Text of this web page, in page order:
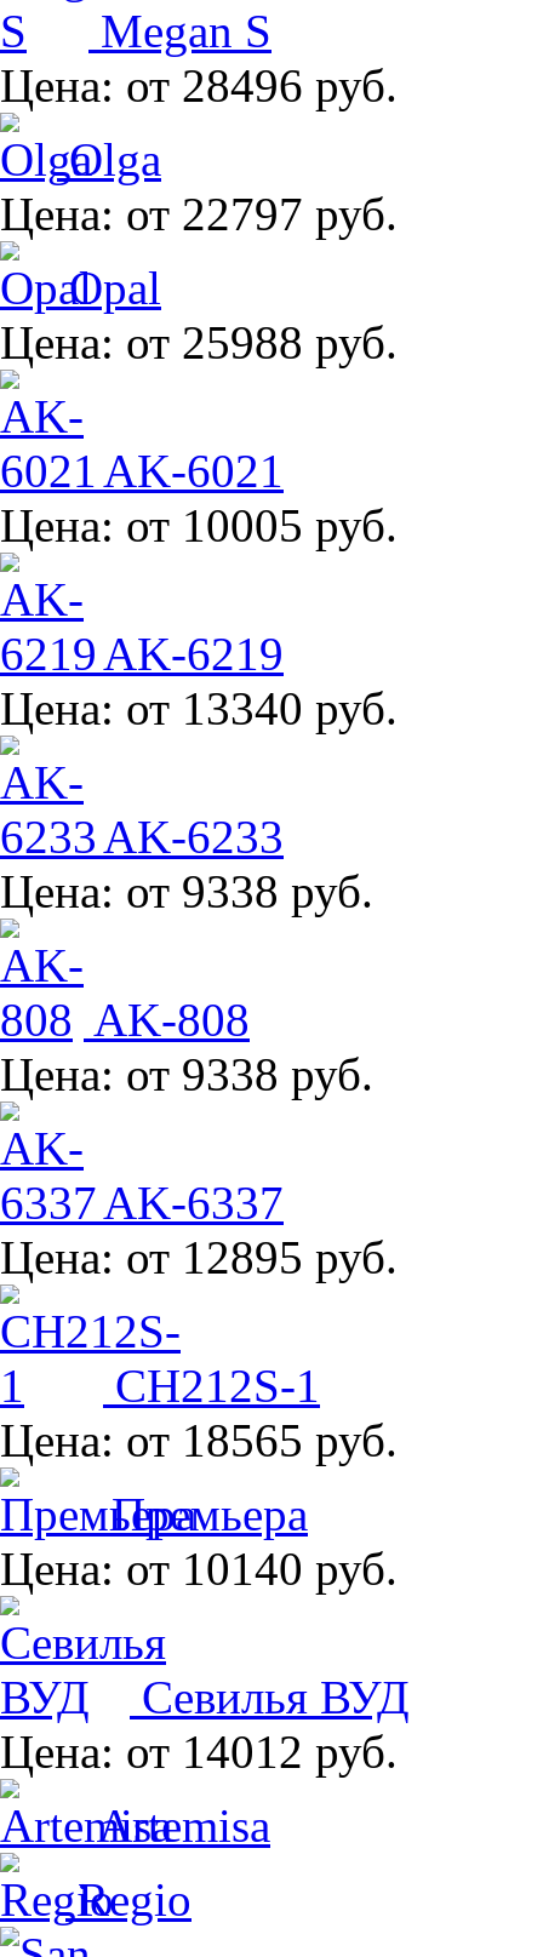
Megan S
Цена: от 28496 руб.
Olga
Цена: от 22797 руб.
Opal
Цена: от 25988 руб.
AK-6021
Цена: от 10005 руб.
AK-6219
Цена: от 13340 руб.
AK-6233
Цена: от 9338 руб.
AK-808
Цена: от 9338 руб.
AK-6337
Цена: от 12895 руб.
CH212S-1
Цена: от 18565 руб.
Премьера
Цена: от 10140 руб.
Севилья ВУД
Цена: от 14012 руб.
Artemisa
Regio